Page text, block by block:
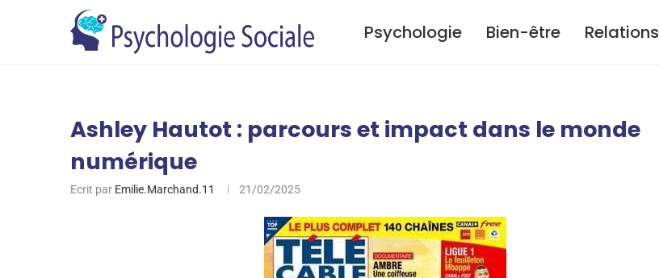
Psychologie Bien-être Relations
Ashley Hautot : parcours et impact dans le monde
numérique
Ecrit par Emilie.Marchand.11 21/02/2025